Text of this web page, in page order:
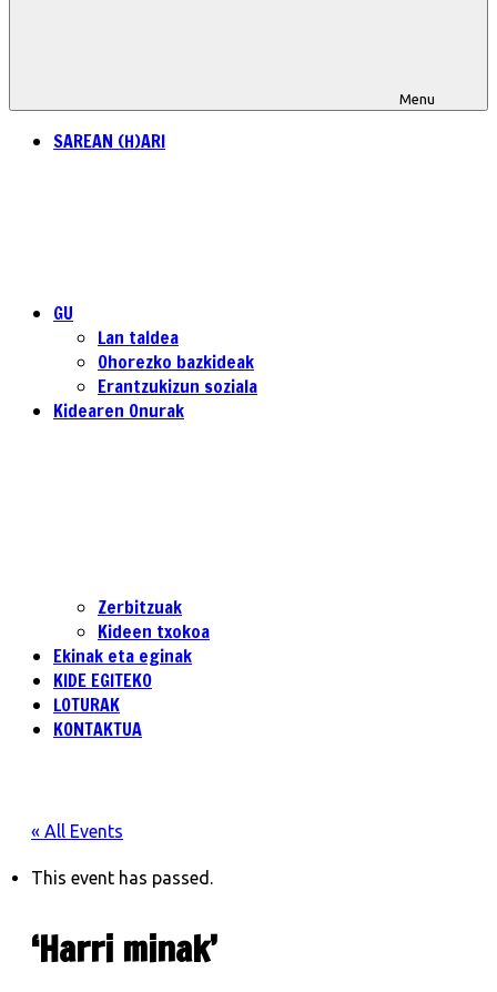
Menu
SAREAN (H)ARI
GU
Lan taldea
Ohorezko bazkideak
Erantzukizun soziala
Kidearen Onurak
Zerbitzuak
Kideen txokoa
Ekinak eta eginak
KIDE EGITEKO
LOTURAK
KONTAKTUA
« All Events
This event has passed.
‘Harri minak’